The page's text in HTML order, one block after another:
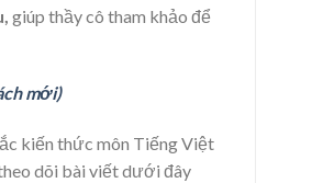
giúp thầy cô tham khảo để
mới)
kiến thức môn Tiếng Việt
dõi bài viết dưới đây